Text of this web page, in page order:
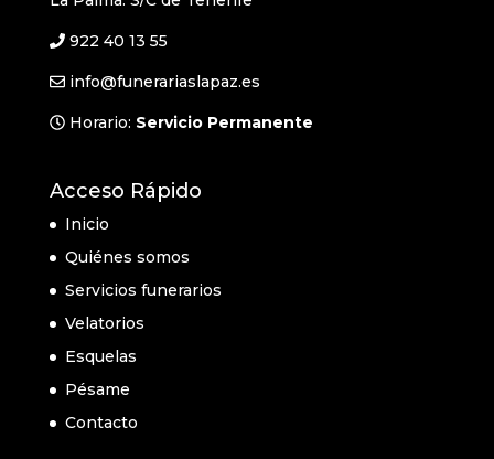
922 40 13 55
info@funerariaslapaz.es
Horario: Servicio Permanente
Acceso Rápido
Inicio
Quiénes somos
Servicios funerarios
Velatorios
Esquelas
Pésame
Contacto